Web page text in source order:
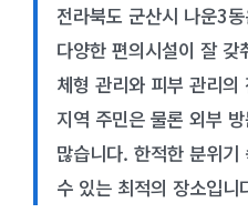
전라북도 군산시 나운3
다양한 편의시설이 잘
체형 관리와 피부 관리
지역 주민은 물론 외부
많습니다. 한적한 분위
수 있는 최적의 장소입니